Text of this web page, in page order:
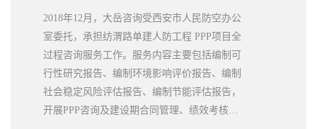
2018年12月，大岳咨询受西安市人民防空办公
室委托，承担纺渭路单建人防工程 PPP项目全
过程咨询服务工作。服务内容主要包括编制可
行性研究报告、编制环境影响评价报告、编制
社会稳定风险评估报告、编制节能评估报告，
开展PPP咨询及建设期合同管理、绩效考核和